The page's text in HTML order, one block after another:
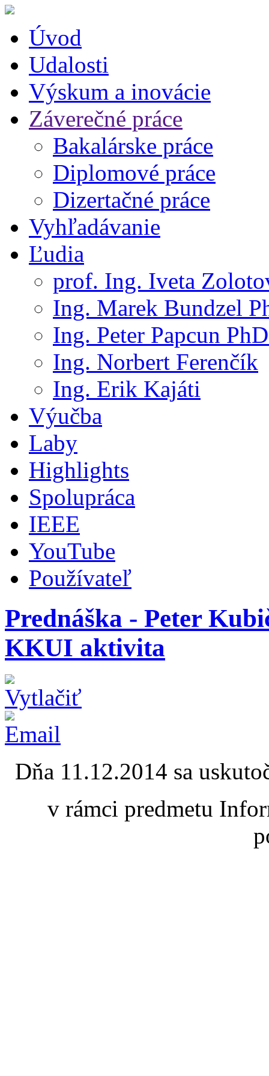
Úvod
Udalosti
Výskum a inovácie
Záverečné práce
Bakalárske práce
Diplomové práce
Dizertačné práce
Vyhľadávanie
Ľudia
prof. Ing. Iveta
Ing. Marek Bundzel
Ing. Peter Papcun
Ing. Norbert Ferenčík
Ing. Erik Kajáti
Výučba
Laby
Highlights
Spolupráca
IEEE
YouTube
Používateľ
Prednáška - Peter
KKUI aktivita
Dňa 11.12.2014 sa
v rámci predmetu